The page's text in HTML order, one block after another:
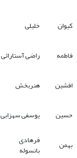
کیوان
خلیلی
فاطمه
راضی آستارائی
افشین هنربخش
حسین
یوسفی سهزابی
بهمن فرهادی
بانسوله